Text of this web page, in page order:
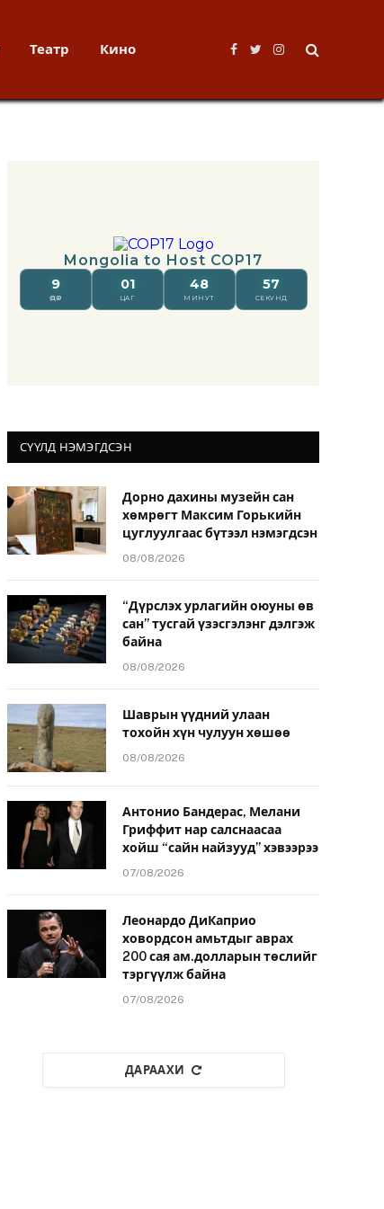
Театр Кино
Facebook
TwitterInstagram
СҮҮЛД НЭМЭГДСЭН
Дорно дахины музейн сан
хөмрөгт Максим Горькийн
цуглуулгаас бүтээл нэмэгдсэн
08/08/2026
“Дүрслэх урлагийн оюуны өв
сан” тусгай үзэсгэлэнг дэлгэж
байна
08/08/2026
Шаврын үүдний улаан
тохойн хүн чулуун хөшөө
08/08/2026
Антонио Бандерас, Мелани
Гриффит нар салснаасаа
хойш “сайн найзууд” хэвээрээ
07/08/2026
Леонардо ДиКаприо
ховордсон амьтдыг аврах
200 сая ам.долларын төслийг
тэргүүлж байна
07/08/2026
ДАРААХИ